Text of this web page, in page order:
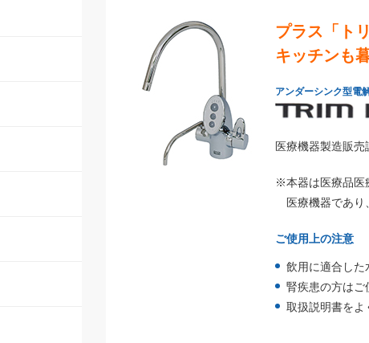
プラス「ト
キッチンも
アンダーシンク型電
医療機器製造販
※本器は医療品医
医療機器であり
ご使用上の注意
飲用に適合した
腎疾患の方はご
取扱説明書をよ